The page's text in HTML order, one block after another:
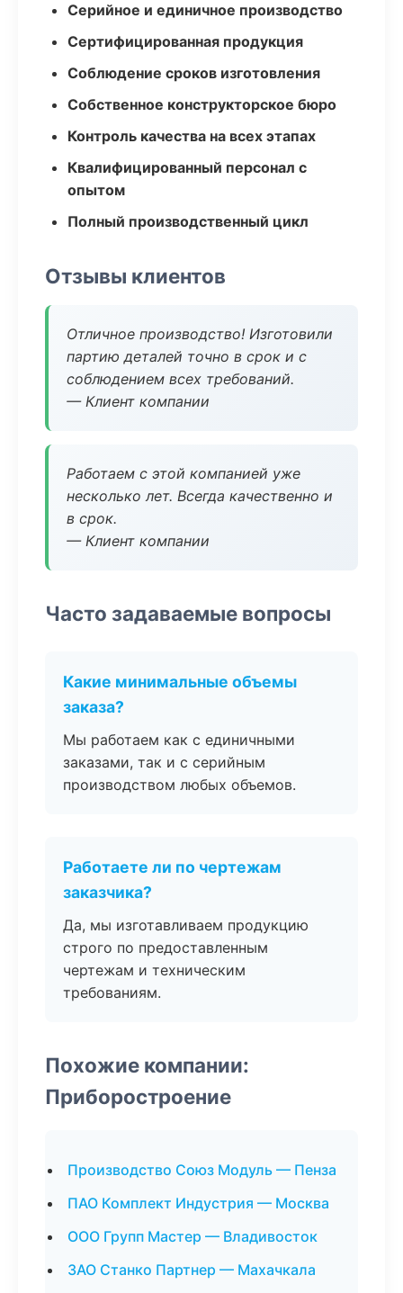
Серийное и единичное производство
Сертифицированная продукция
Соблюдение сроков изготовления
Собственное конструкторское бюро
Контроль качества на всех этапах
Квалифицированный персонал с
опытом
Полный производственный цикл
Отзывы клиентов
Отличное производство! Изготовили
партию деталей точно в срок и с
соблюдением всех требований.
— Клиент компании
Работаем с этой компанией уже
несколько лет. Всегда качественно и
в срок.
— Клиент компании
Часто задаваемые вопросы
Какие минимальные объемы
заказа?
Мы работаем как с единичными
заказами, так и с серийным
производством любых объемов.
Работаете ли по чертежам
заказчика?
Да, мы изготавливаем продукцию
строго по предоставленным
чертежам и техническим
требованиям.
Похожие компании:
Приборостроение
Производство Союз Модуль — Пенза
ПАО Комплект Индустрия — Москва
ООО Групп Мастер — Владивосток
ЗАО Станко Партнер — Махачкала